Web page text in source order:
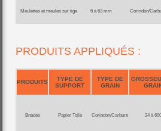
Meulettes et meules sur tige 6 à 63 mm Corindon/
PRODUITS APPLIQUÉS :
PRODUITS
TYPE DE
SUPPORT
TYPE DE
GRAIN
Bnades Papier Toile Corindon/Carbure 24 à 600